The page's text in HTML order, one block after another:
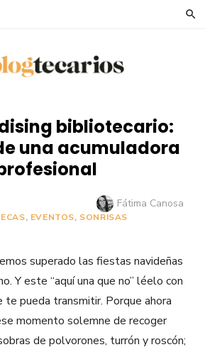
bibliotecario:
una acumuladora
Autor
Fátima Canosa
, EVENTOS, SONRISAS
superado las fiestas navideñas
Y este “aquí una que no” léelo con
te pueda transmitir. Porque ahora
momento solemne de recoger
de polvorones, turrón y roscón;